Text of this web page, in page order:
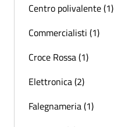
Centro polivalente (1)
Commercialisti (1)
Croce Rossa (1)
Elettronica (2)
Falegnameria (1)